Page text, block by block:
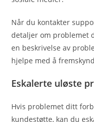
Når du kontakter
detaljer om problemet
en beskrivelse av
hjelpe med å
Eskalerte uløste
Hvis problemet ditt
kundestøtte, kan du